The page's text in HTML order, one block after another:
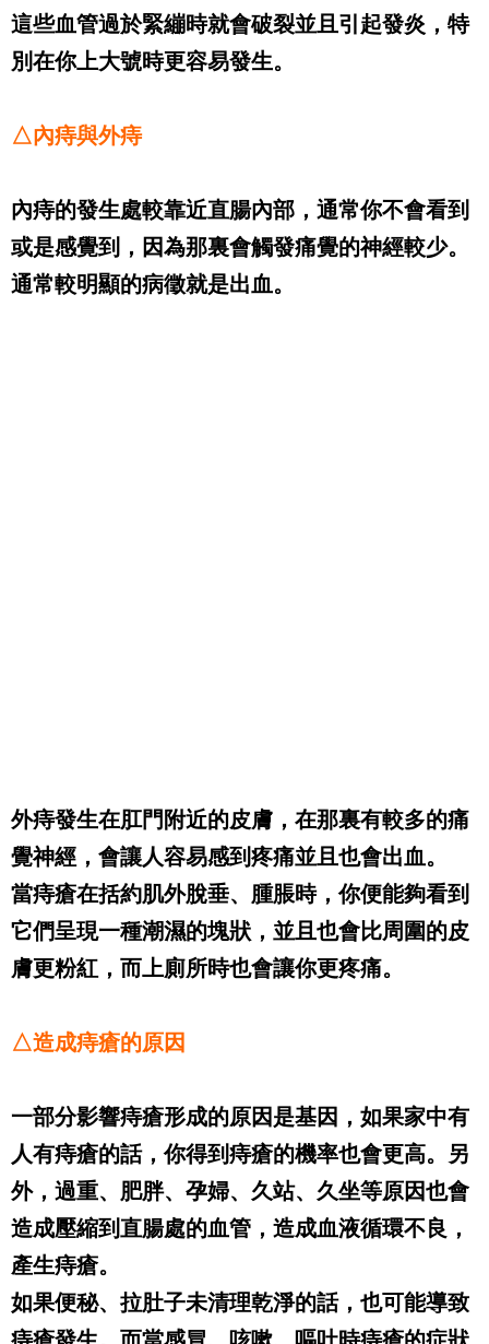
這些血管過於緊繃時就會破裂並且引起發炎，特
別在你上大號時更容易發生。
△內痔與外痔
內痔的發生處較靠近直腸內部，通常你不會看到
或是感覺到，因為那裏會觸發痛覺的神經較少。
通常較明顯的病徵就是出血。
外痔發生在肛門附近的皮膚，在那裏有較多的痛
覺神經，會讓人容易感到疼痛並且也會出血。
當痔瘡在括約肌外脫垂、腫脹時，你便能夠看到
它們呈現一種潮濕的塊狀，並且也會比周圍的皮
膚更粉紅，而上廁所時也會讓你更疼痛。
△造成痔瘡的原因
一部分影響痔瘡形成的原因是基因，如果家中有
人有痔瘡的話，你得到痔瘡的機率也會更高。另
外，過重、肥胖、孕婦、久站、久坐等原因也會
造成壓縮到直腸處的血管，造成血液循環不良，
產生痔瘡。
如果便秘、拉肚子未清理乾淨的話，也可能導致